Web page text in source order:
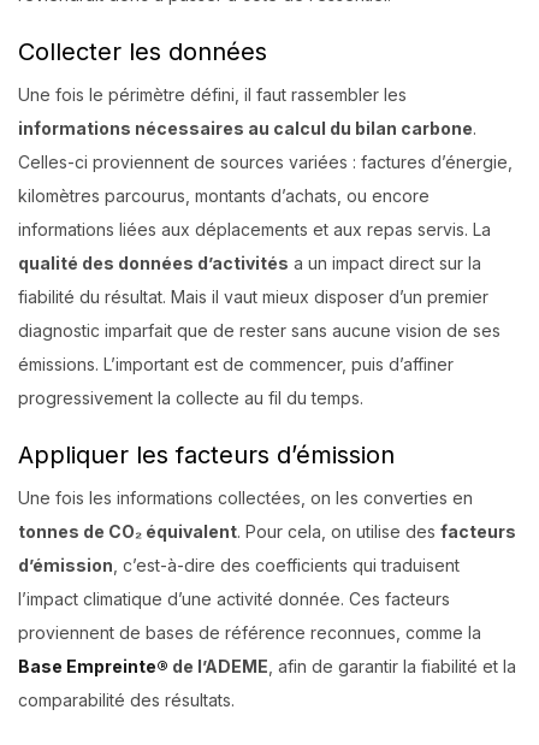
Collecter les données
Une fois le périmètre défini, il faut rassembler les
informations nécessaires au calcul du bilan carbone.
Celles-ci proviennent de sources variées : factures d’énergie,
kilomètres parcourus, montants d’achats, ou encore
informations liées aux déplacements et aux repas servis. La
qualité des données d’activités a un impact direct sur la
fiabilité du résultat. Mais il vaut mieux disposer d’un premier
diagnostic imparfait que de rester sans aucune vision de ses
émissions. L’important est de commencer, puis d’affiner
progressivement la collecte au fil du temps.
Appliquer les facteurs d’émission
Une fois les informations collectées, on les converties en
tonnes de CO₂ équivalent. Pour cela, on utilise des facteurs
d’émission , c’est-à-dire des coefficients qui traduisent
l’impact climatique d’une activité donnée. Ces facteurs
proviennent de bases de référence reconnues, comme la
Base Empreinte® de l’ADEME , afin de garantir la fiabilité et la
comparabilité des résultats.